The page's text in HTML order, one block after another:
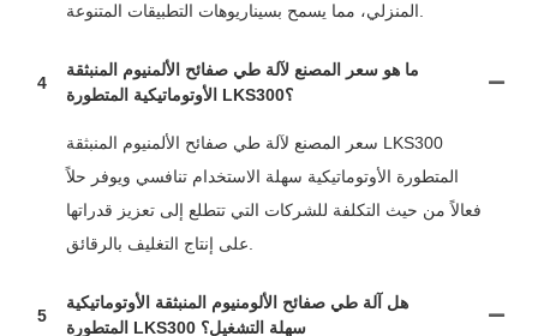
المنزلي، مما يسمح بسيناريوهات التطبيقات المتنوعة.
4
ما هو سعر المصنع لآلة طي صفائح الألمنيوم المنبثقة
الأوتوماتيكية المتطورة LKS300؟
سعر المصنع لآلة طي صفائح الألمنيوم المنبثقة LKS300
المتطورة الأوتوماتيكية سهلة الاستخدام تنافسي ويوفر حلاً
فعالاً من حيث التكلفة للشركات التي تتطلع إلى تعزيز قدراتها
على إنتاج التغليف بالرقائق.
5
هل آلة طي صفائح الألومنيوم المنبثقة الأوتوماتيكية
المتطورة LKS300 سهلة التشغيل؟